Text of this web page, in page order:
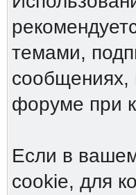
темами,
сообщениях,
форуме при
Если в
cookie, для